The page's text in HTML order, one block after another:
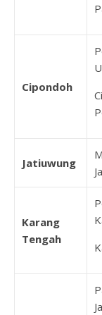
Cipondoh
Jatiuwung
Karang
Tengah